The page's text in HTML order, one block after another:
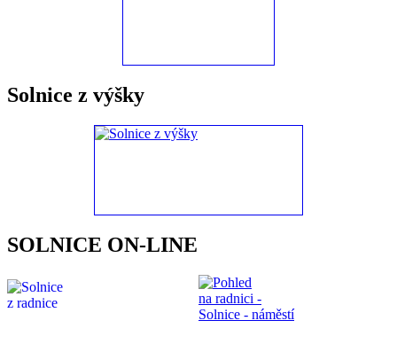
Solnice z výšky
SOLNICE ON-LINE